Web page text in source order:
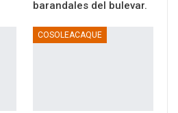
barandales del bulevar.
COSOLEACAQUE